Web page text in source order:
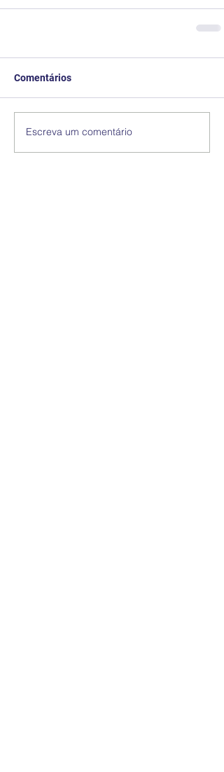
Comentários
Escreva um comentário